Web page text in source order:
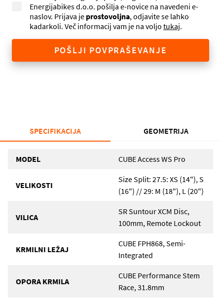
Energijabikes d.o.o. pošilja e-novice na navedeni e-
naslov. Prijava je prostovoljna, odjavite se lahko
kadarkoli. Več informacij vam je na voljo tukaj.
POŠLJI POVPRAŠEVANJE
SPECIFIKACIJA GEOMETRIJA
MODEL CUBE Access WS Pro
VELIKOSTI
Size Split: 27.5: XS (14"), S
(16") // 29: M (18"), L (20")
VILICA
SR Suntour XCM Disc,
100mm, Remote Lockout
KRMILNI LEŽAJ
CUBE FPH868, Semi-
Integrated
OPORA KRMILA
CUBE Performance Stem
Race, 31.8mm